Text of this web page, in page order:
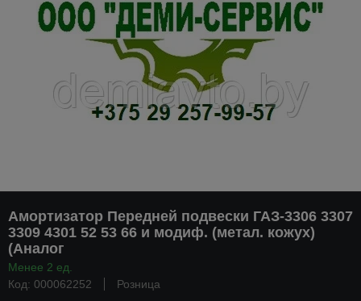
Амортизатор Передней подвески ГАЗ-3306 3307
3309 4301 52 53 66 и модиф. (метал. кожух)
(Аналог
Менее 2 ед.
Код: 000062252
Розница